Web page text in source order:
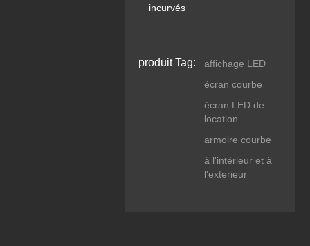
incurvés
produit Tag:
affichage LED
écran courbe
écran LED de
location
armoire courbe
à l'intérieur et à
l'exterieur